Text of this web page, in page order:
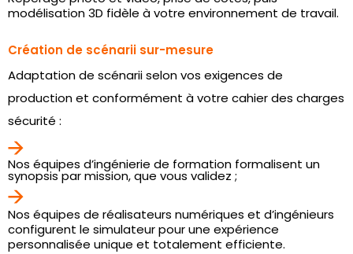
modélisation 3D fidèle à votre environnement de travail.
Création de scénarii sur-mesure
Adaptation de scénarii selon vos exigences de
production et conformément à votre cahier des charges
sécurité :
Nos équipes d’ingénierie de formation formalisent un
synopsis par mission, que vous validez ;
Nos équipes de réalisateurs numériques et d’ingénieurs
configurent le simulateur pour une expérience
personnalisée unique et totalement efficiente.